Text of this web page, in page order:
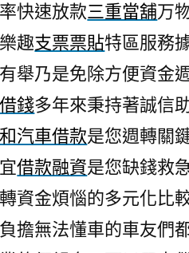
快速放款三重當舖万
趣支票票貼特區服務
舉乃是免除方便資金
錢多年來秉持著誠信
汽車借款是您週轉關
借款融資是您缺錢救
資金煩惱的多元化比
擔無法懂車的車友們